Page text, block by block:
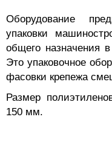
Оборудование
упаковки
общего назначения
Это упаковочное
фасовки крепежа
Размер
150 мм.